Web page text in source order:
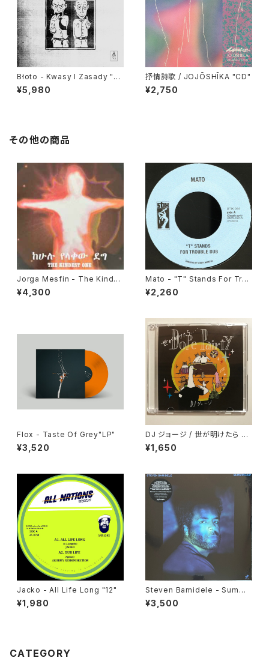
Błoto - Kwasy I Zasady "L
P"
¥5,980
抒情詩歌 / JOJŌSHĪKA "CD"
¥2,750
その他の商品
Jorga Mesfin - The Kindes
t One "LP"
¥4,300
Mato - "T" Stands For Trou
ble Dub/ Enter The Dragon
Dub Version "7"
¥2,260
Flox - Taste Of Grey"LP"
¥3,520
DJ ジョージ / 世が明けたら D
ope Pairty
¥1,650
Jacko - All Life Long "12"
¥1,980
Steven Bamidele - Summi
ng Up "LP"
¥3,500
CATEGORY